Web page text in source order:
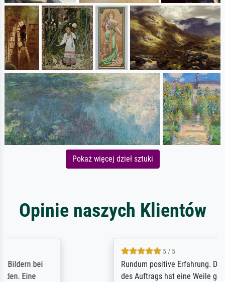
Pokaż więcej dzieł sztuki
Opinie naszych Klientów
Rundum positive Erfahrung. Die Ausführung
des Auftrags hat eine Weile gedauert, die